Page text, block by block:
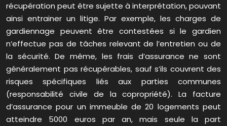
récupération peut être sujette à interprétation, pouvant
ainsi entrainer un litige. Par exemple, les charges de
gardiennage peuvent être contestées si le gardien
n’effectue pas de tâches relevant de l’entretien ou de
la sécurité. De même, les frais d’assurance ne sont
généralement pas récupérables, sauf s’ils couvrent des
risques spécifiques liés aux parties communes
(responsabilité civile de la copropriété). La facture
d’assurance pour un immeuble de 20 logements peut
atteindre 5000 euros par an, mais seule la part